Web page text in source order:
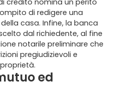
credito nomina un perito
di redigere una
casa. Infine, la banca
dal richiedente, al fine
notarile preliminare che
pregiudizievoli e
ed